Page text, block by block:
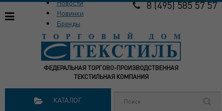
ФЕДЕРАЛЬНАЯ ТОРГОВО-ПРОИЗВОДСТВЕННАЯ
ТЕКСТИЛЬНАЯ КОМПАНИЯ
Новости
Новинки
Бренды
8 (495) 585 57 57
КАТАЛОГ